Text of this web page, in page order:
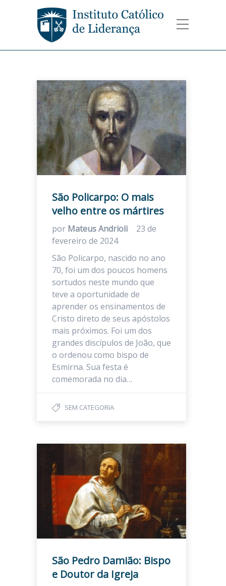
São Policarpo: O mais
velho entre os mártires
por Mateus Andrioli
23 de
fevereiro de 2024
São Policarpo, nascido no ano
70, foi um dos poucos homens
sortudos neste mundo que
teve a oportunidade de
aprender os ensinamentos de
Cristo direto de seus apóstolos
mais próximos. Foi um dos
grandes discípulos de João, que
o ordenou como bispo de
Esmirna. Sua festa é
comemorada no dia…
SEM CATEGORIA
São Pedro Damião: Bispo
e Doutor da Igreja